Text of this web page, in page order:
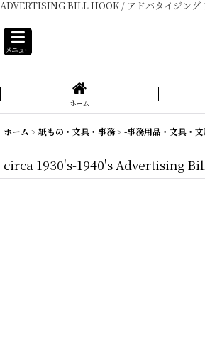
ADVERTISING BILL HOOK / アドバタイジング
メニュー
ホーム
ホーム > 紙もの・文具・事務> -事務用品・文具・
circa 1930's-1940's Advertising